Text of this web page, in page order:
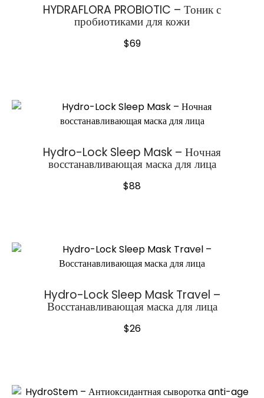
HYDRAFLORA PROBIOTIC – Тоник с
пробиотиками для кожи
$69
Hydro-Lock Sleep Mask – Ночная
восстанавливающая маска для лица
$88
Hydro-Lock Sleep Mask Travel –
Восстанавливающая маска для лица
$26